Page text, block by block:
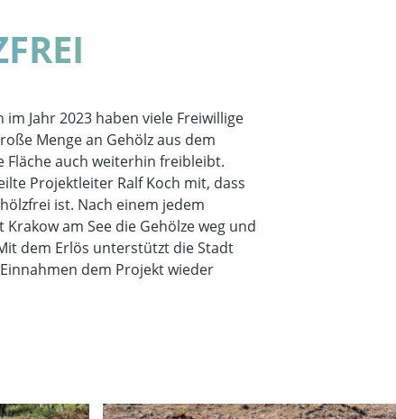
Jahr 2023 haben viele Freiwillige
Menge an Gehölz aus dem
auch weiterhin freibleibt.
Projektleiter Ralf Koch mit, dass
ist. Nach einem jedem
am See die Gehölze weg und
dem Erlös unterstützt die Stadt
dem Projekt wieder